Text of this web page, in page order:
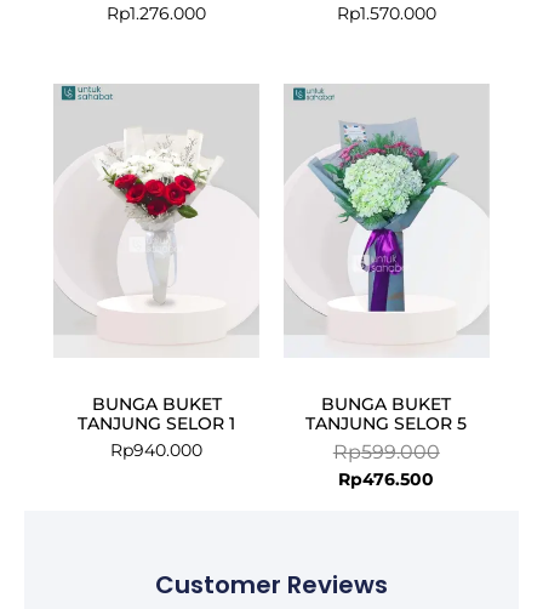
Rp1.276.000
Rp1.570.000
BUNGA BUKET
TANJUNG SELOR 1
Rp940.000
BUNGA BUKET
TANJUNG SELOR 5
Rp599.000
Rp599.000.
Rp476.500
Rp476.500.
Customer Reviews